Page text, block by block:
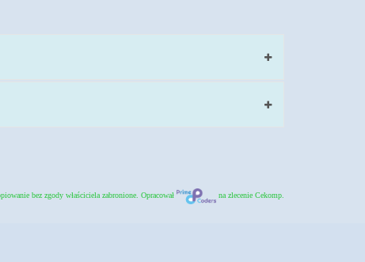
bez zgody właściciela zabronione. Opracował na zlecenie Cekomp.